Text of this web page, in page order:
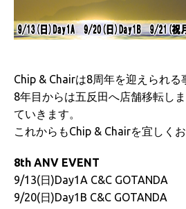
Chip & Chairは8周年を迎えられる
8年目からは五反田へ店舗移転し
ていきます。
これからもChip & Chairを宜しく
8th ANV EVENT
9/13(日)Day1A C&C GOTANDA
9/20(日)Day1B C&C GOTANDA